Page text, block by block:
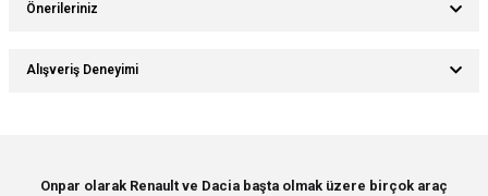
Önerileriniz
Bu ürünün fiyat bilgisi, resim, ürün açıklamalarında ve diğer konularda
yetersiz gördüğünüz noktaları öneri formunu kullanarak tarafımıza
Ürün resmi kalitesiz, bozuk veya görüntülenemiyor.
Alışveriş Deneyimi
Onpar olarak Renault ve Dacia başta olmak üzere birçok araç